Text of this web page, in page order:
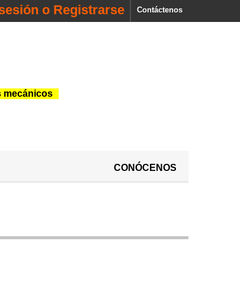
Contáctenos
o Registrarse
mecánicos
CONÓCENOS